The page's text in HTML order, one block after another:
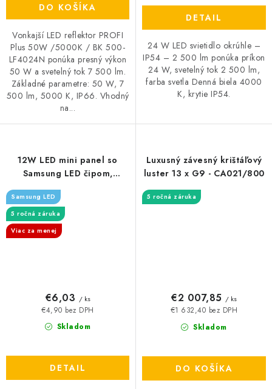
DO KOŠÍKA
Vonkajší LED reflektor PROFI
Plus 50W /5000K / BK 500-
LF4024N ponúka presný výkon
50 W a svetelný tok 7 500 lm.
Základné parametre: 50 W, 7
500 lm, 5000 K, IP66. Vhodný
na...
DETAIL
24 W LED svietidlo okrúhle –
IP54 – 2 500 lm ponúka príkon
24 W, svetelný tok 2 500 lm,
farba svetla Denná biela 4000
K, krytie IP54.
12W LED mini panel so
Samsung LED čipom,
okrúhly
Samsung LED
5 ročná záruka
Viac za menej
Skladom
€4,90 bez DPH
€6,03 / ks
DETAIL
Luxusný závesný krištáľový
luster 13 x G9 - CA021/800
5 ročná záruka
Skladom
€1 632,40 bez DPH
€2 007,85 / ks
DO KOŠÍKA